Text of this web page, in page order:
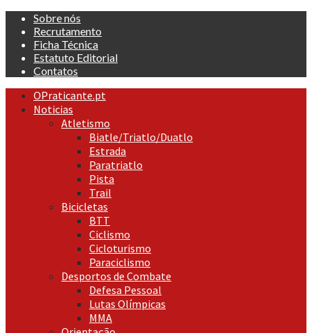
Skip
content
Sobre nós
Recrutamento
Ficha Técnica
Estatuto Editorial
Contatos
Primary
Menu
OPraticante.pt
Noticias
Atletismo
Biatle/Triatlo/Duatlo
Estrada
Paratriatlo
Pista
Trail
Bicicletas
BTT
Ciclismo
Cicloturismo
Paraciclismo
Desportos de Combate
Defesa Pessoal
Lutas Olímpicas
MMA